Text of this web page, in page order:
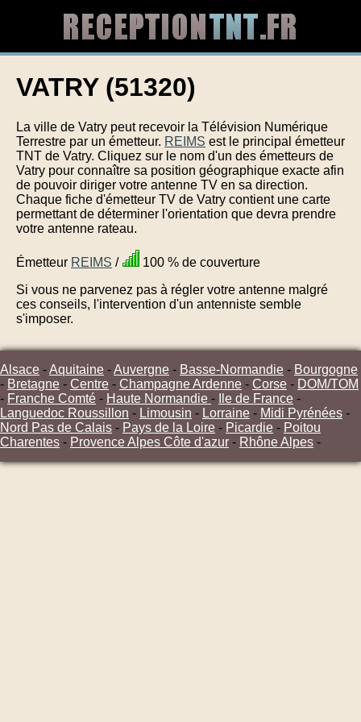
VATRY (51320)
La ville de Vatry peut recevoir la Télévision Numérique
Terrestre par un émetteur. REIMS est le principal émetteur
TNT de Vatry. Cliquez sur le nom d'un des émetteurs de
Vatry pour connaître sa position géographique exacte afin
de pouvoir diriger votre antenne TV en sa direction.
Chaque fiche d'émetteur TV de Vatry contient une carte
permettant de déterminer l'orientation que devra prendre
votre antenne rateau.
Émetteur REIMS /
100 % de couverture
Si vous ne parvenez pas à régler votre antenne malgré
ces conseils, l'intervention d'un antenniste semble
s'imposer.
Alsace -Aquitaine -Auvergne - Basse-Normandie - Bourgogne
- Bretagne - Centre - Champagne Ardenne - Corse - DOM/TOM
- Franche Comté - Haute Normandie - Ile de France -
Languedoc Roussillon - Limousin - Lorraine - Midi Pyrénées -
Nord Pas de Calais - Pays de la Loire - Picardie - Poitou
Charentes - Provence Alpes Côte d'azur - Rhône Alpes -